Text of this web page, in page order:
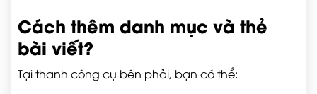
Cách thêm danh mục và thẻ
bài viết?
Tại thanh công cụ bên phải, bạn có thể: